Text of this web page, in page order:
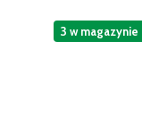
3 w magazynie